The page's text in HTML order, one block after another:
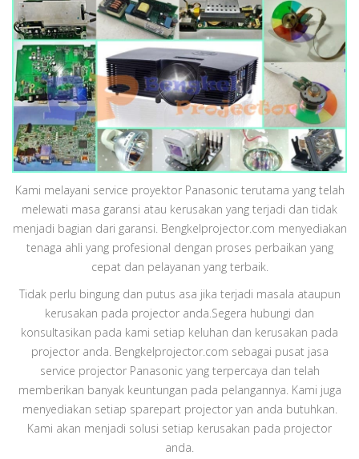
Kami melayani service proyektor Panasonic terutama yang telah
melewati masa garansi atau kerusakan yang terjadi dan tidak
menjadi bagian dari garansi. Bengkelprojector.com menyediakan
tenaga ahli yang profesional dengan proses perbaikan yang
cepat dan pelayanan yang terbaik.
Tidak perlu bingung dan putus asa jika terjadi masala ataupun
kerusakan pada projector anda.Segera hubungi dan
konsultasikan pada kami setiap keluhan dan kerusakan pada
projector anda. Bengkelprojector.com sebagai pusat jasa
service projector Panasonic yang terpercaya dan telah
memberikan banyak keuntungan pada pelangannya. Kami juga
menyediakan setiap sparepart projector yan anda butuhkan.
Kami akan menjadi solusi setiap kerusakan pada projector
anda.